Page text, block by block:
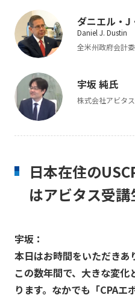
ダニエル・J
Daniel J. Dustin
全米州政府会計
宇坂 純氏
株式会社アビタ
日本在住の
はアビタス受講
宇坂：
本日はお時間をいただきあ
この数年間で、大きな変
ります。なかでも「CPA